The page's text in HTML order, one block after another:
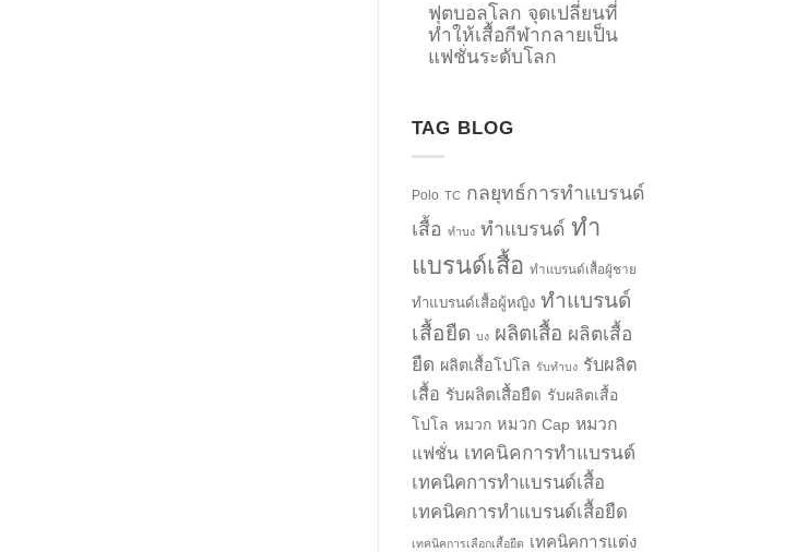
ฟุตบอลโลก จุดเปลี่ยนที่
ทำให้เสื้อกีฬากลายเป็น
แฟชั่นระดับโลก
TAG BLOG
Polo TC กลยุทธ์การทำแบรนด์
เสื้อ ทำบง ทำแบรนด์ ทำ
แบรนด์เสื้อ ทำแบรนด์เสื้อผู้ชาย
ทำแบรนด์เสื้อผู้หญิง ทำแบรนด์
เสื้อยืด บง ผลิตเสื้อ ผลิตเสื้อ
ยืด ผลิตเสื้อโปโล รับทำบง รับผลิต
เสื้อ รับผลิตเสื้อยืด รับผลิตเสื้อ
โปโล หมวก หมวก Cap หมวก
แฟชั่น เทคนิคการทำแบรนด์
เทคนิคการทำแบรนด์เสื้อ
เทคนิคการทำแบรนด์เสื้อยืด
เทคนิคการเลือกเสื้อยืด เทคนิคการแต่ง